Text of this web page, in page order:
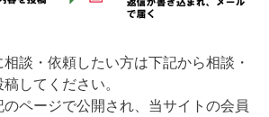
談・依頼したい方は下記から相談・
してください。
ページで公開され、当サイトの会員